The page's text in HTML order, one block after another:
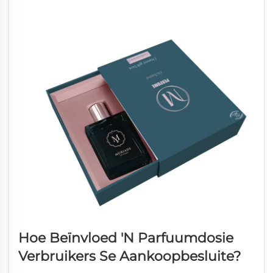
Hoe Beïnvloed 'n Parfuumdosie
Verbruikers Se Aankoopbesluite?